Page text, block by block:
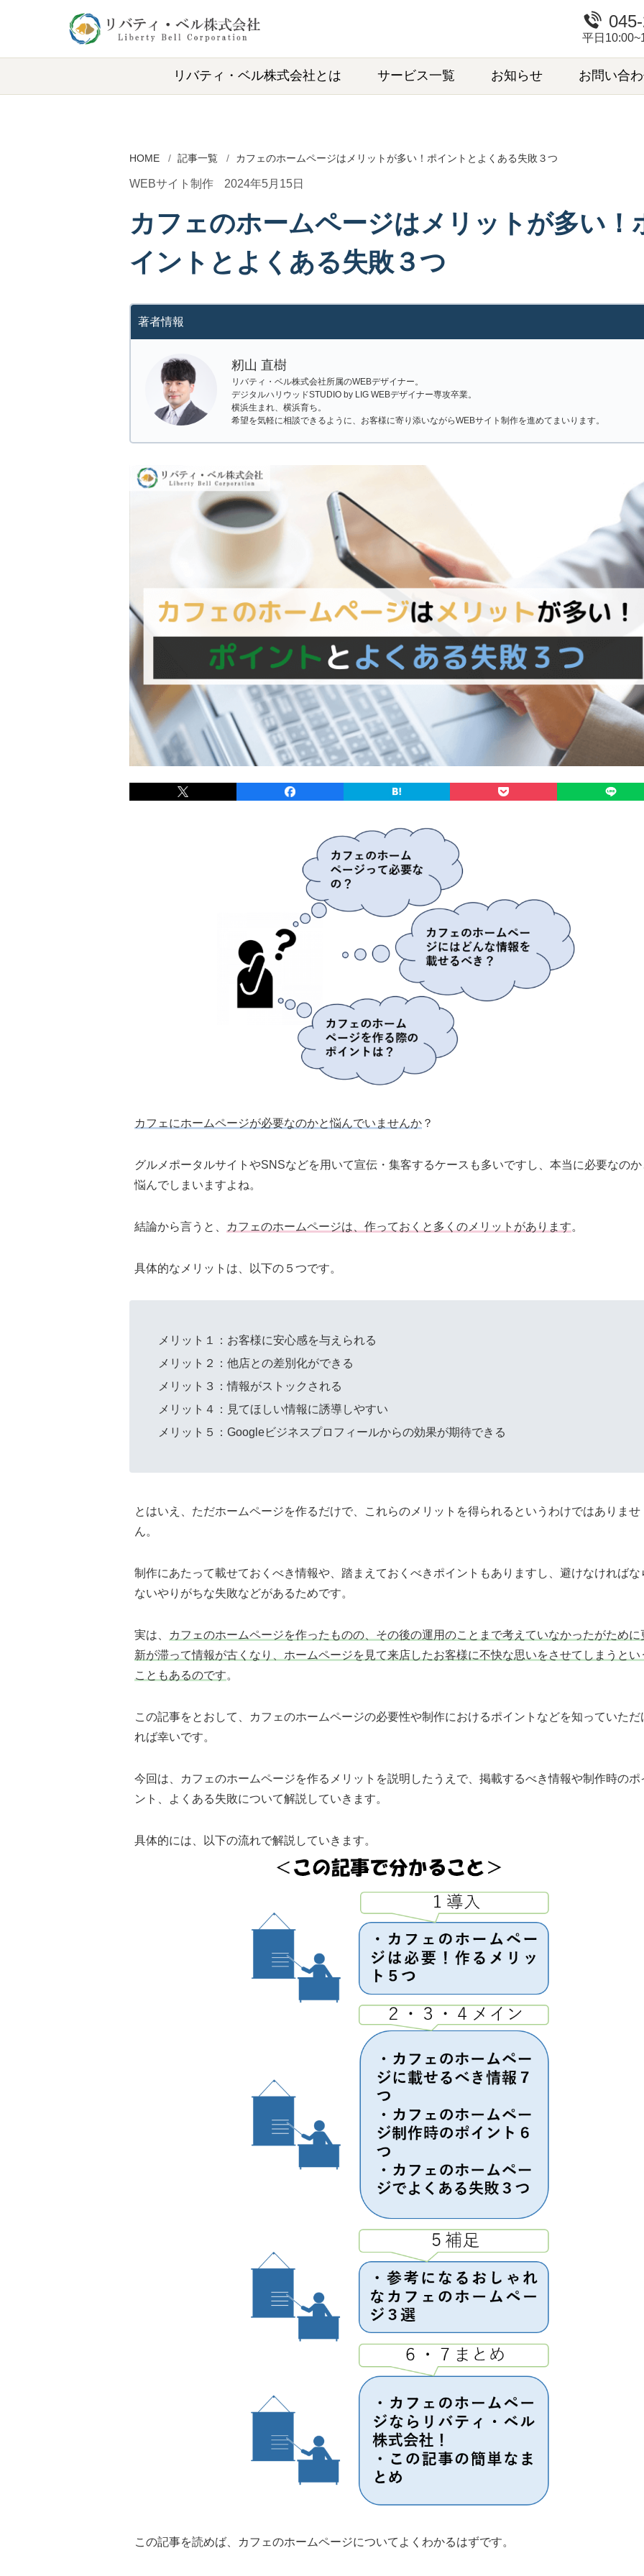
平日
リバティ・ベル株式会社とは サービス一覧 お知らせ お問い合
HOME 記事一覧 カフェのホームページはメリットが多い！ポイントとよくある失敗３つ
WEBサイト制作 2024年5月15日
カフェのホームページはメリットが多い！
イントとよくある失敗３つ
著者情報
籾山 直樹
リバティ・ベル株式会社所属のWEBデザイナー。
デジタルハリウッドSTUDIO by LIG WEBデザイナー専攻卒業。
横浜生まれ、横浜育ち。
希望を気軽に相談できるように、お客様に寄り添いながらWEBサイト制作を進めてまいります。
カフェにホームページが必要なのかと悩んでいませんか ？
グルメポータルサイトやSNSなどを用いて宣伝・集客するケースも多いですし、本当に必要なの
悩んでしまいますよね。
結論から言うと、 カフェのホームページは、作っておくと多くのメリットがあります。
具体的なメリットは、以下の５つです。
メリット１：お客様に安心感を与えられる
メリット２：他店との差別化ができる
メリット３：情報がストックされる
メリット４：見てほしい情報に誘導しやすい
メリット５：Googleビジネスプロフィールからの効果が期待できる
とはいえ、ただホームページを作るだけで、これらのメリットを得られるというわけではありませ
ん。
制作にあたって載せておくべき情報や、踏まえておくべきポイントもありますし、避けなければな
ないやりがちな失敗などがあるためです。
実は、 カフェのホームページを作ったものの、その後の運用のことまで考えていなかったがために
新が滞って情報が古くなり、ホームページを見て来店したお客様に不快な思いをさせてしまうとい
こともあるのです。
この記事をとおして、カフェのホームページの必要性や制作におけるポイントなどを知っていただ
れば幸いです。
今回は、カフェのホームページを作るメリットを説明したうえで、掲載するべき情報や制作時のポ
ント、よくある失敗について解説していきます。
具体的には、以下の流れで解説していきます。
この記事を読めば、カフェのホームページについてよくわかるはずです。